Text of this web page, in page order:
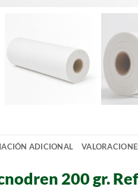
ADICIONAL
200 gr.